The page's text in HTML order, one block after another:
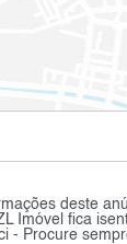
deste
Imóvel fica
- Procure